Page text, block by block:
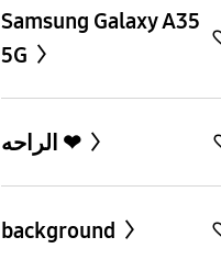
Samsung Galaxy A35
5G
الراحه ❤
background